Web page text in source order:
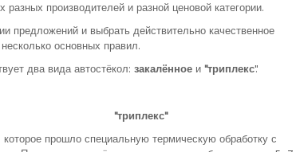
производителей и разной ценовой категории.
предложений и выбрать действительно качественное
основных правил.
два вида автостёкол: закалённое и "триплекс".
"триплекс"
которое прошло специальную термическую обработку с